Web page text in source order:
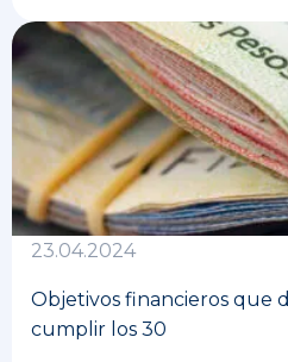
23.04.2024
Objetivos financieros que
cumplir los 30